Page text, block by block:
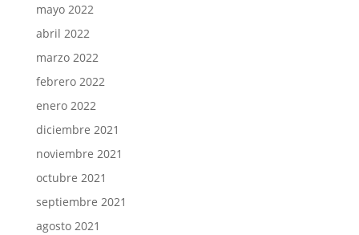
mayo 2022
abril 2022
marzo 2022
febrero 2022
enero 2022
diciembre 2021
noviembre 2021
octubre 2021
septiembre 2021
agosto 2021